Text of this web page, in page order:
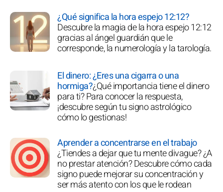
¿Qué significa la hora espejo 12:12?
Descubre la magia de la hora espejo 12:12
gracias al ángel guardián que le
corresponde, la numerología y la tarología.
El dinero: ¿Eres una cigarra o una
hormiga?¿Qué importancia tiene el dinero
para ti? Para conocer la respuesta,
¡descubre según tu signo astrológico
cómo lo gestionas!
Aprender a concentrarse en el trabajo
¿Tiendes a dejar que tu mente divague? ¿A
no prestar atención? Descubre cómo cada
signo puede mejorar su concentración y
ser más atento con los que le rodean